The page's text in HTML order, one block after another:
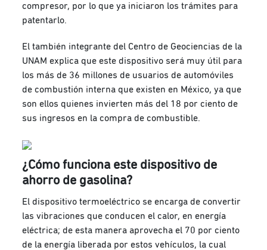
compresor, por lo que ya iniciaron los trámites para
patentarlo.
El también integrante del Centro de Geociencias de la
UNAM explica que este dispositivo será muy útil para
los más de 36 millones de usuarios de automóviles
de combustión interna que existen en México, ya que
son ellos quienes invierten más del 18 por ciento de
sus ingresos en la compra de combustible.
¿Cómo funciona este dispositivo de
ahorro de gasolina?
El dispositivo termoeléctrico se encarga de convertir
las vibraciones que conducen el calor, en energía
eléctrica; de esta manera aprovecha el 70 por ciento
de la energía liberada por estos vehículos, la cual